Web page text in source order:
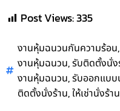
Post Views:335
งานหุ้มฉนวนกันความร้อน,
งานหุ้มฉนวน,รับติดตั้งนั่ง
งานหุ้มฉนวน,รับออกแบบ
ติดตั้งนั่งร้าน,ให้เช่านั่งร้าน